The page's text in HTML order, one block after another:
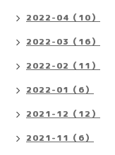
2022-04（10）
2022-03（16）
2022-02（11）
2022-01（6）
2021-12（12）
2021-11（6）